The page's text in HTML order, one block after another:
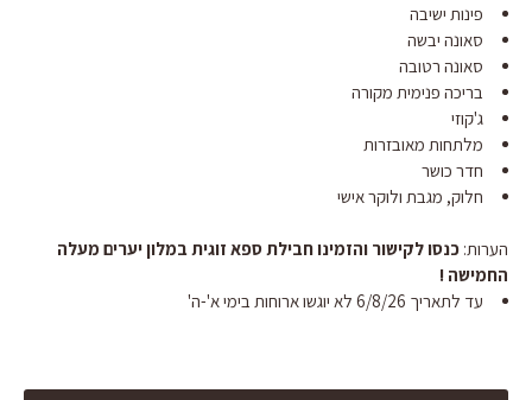
פינות ישיבה
סאונה יבשה
סאונה רטובה
בריכה פנימית מקורה
ג'קוזי
מלתחות מאובזרות
חדר כושר
חלוק, מגבת ולוקר אישי
הערות: כנסו לקישור והזמינו חבילת ספא זוגית במלון יערים מעלה
החמישה !
עד לתאריך 6/8/26 לא יוגשו ארוחות בימי א'-ה'